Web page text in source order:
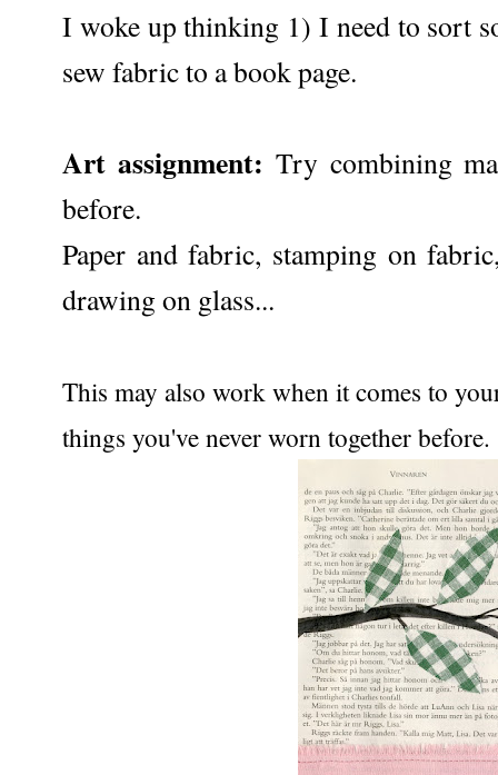
I woke up thinking 1) I need to sort
sew fabric to a book page.
Art assignment: Try combining
before.
Paper and fabric, stamping on
drawing on glass...
This may also work when it comes to
things you've never worn together before.